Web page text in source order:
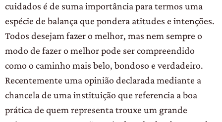
cuidados é de suma importância para termos uma
espécie de balança que pondera atitudes e intenções.
Todos desejam fazer o melhor, mas nem sempre o
modo de fazer o melhor pode ser compreendido
como o caminho mais belo, bondoso e verdadeiro.
Recentemente uma opinião declarada mediante a
chancela de uma instituição que referencia a boa
prática de quem representa trouxe um grande